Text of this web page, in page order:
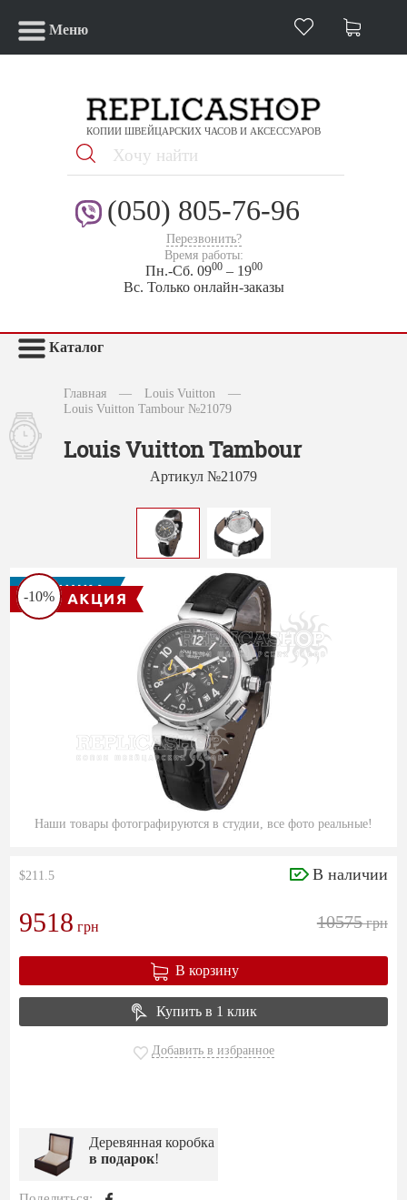
Меню
КОПИИ ШВЕЙЦАРСКИХ ЧАСОВ И АКСЕССУАРОВ
(050) 805-76-96
Перезвонить?
Время работы:
Пн.-Сб. 0900– 1900
Вс. Только онлайн-заказы
Каталог
Главная — Louis Vuitton
—
Louis Vuitton Tambour №21079
Louis Vuitton Tambour
Артикул №21079
-10%
Наши товары фотографируются в студии, все фото реальные!
$211.5 В наличии
9518 грн 10575грн
В корзину
Купить в 1 клик
Добавить в избранное
Деревянная коробка
в подарок!